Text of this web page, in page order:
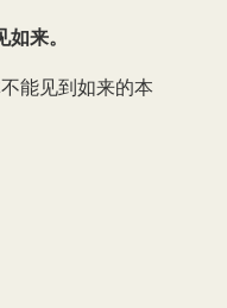
来。
能见到如来的本